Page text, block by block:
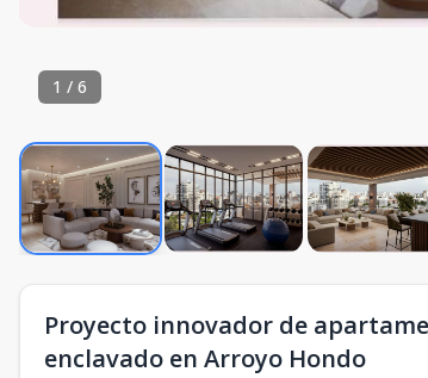
1 / 6
Proyecto innovador de
enclavado en Arroyo Hondo